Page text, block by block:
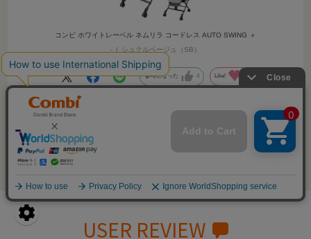
たとえば、こんなシーンで活躍します♪
・キッチンのそばに置いて、赤ちゃんの様子を見守りながら
・洗濯物を干す間、ベランダの近くで外気浴
・沐浴後のからだ拭きやお着替え、おむつ替えに
・パパママの食事中、テーブルのそばでゆらゆら寝かしつけ
・在宅勤務中、デスクのそばで赤ちゃんを見守りながらお仕
・腱鞘炎や腰痛などでつらい時、オートスウィングで寝かし
つけ
・離乳食が始まったら、付属のテーブルを使って、お食事用
「我が家にベビーラックがあったらどうかな？」と、ぜひイ
メージしてみてください。
育児が、もっとラクに、楽しくなりますよ♪
コンビ ホワイトレーベル ネムリラ コードレス AUTO SWING ＋
-
シュクルベージュ（SB）
参考になった 4 Like!
絞り込み 表示：新しい順
USER REVIEW